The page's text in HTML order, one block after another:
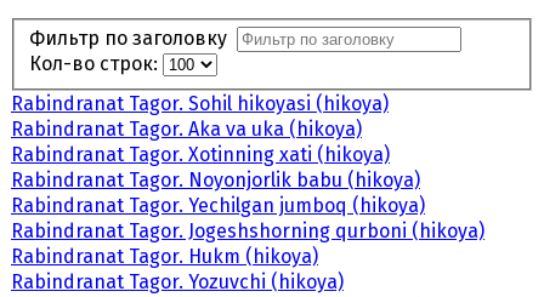
Фильтр по заголовку
Кол-во строк:
Rabindranat Tagor. Sohil hikoyasi (hikoya)
Rabindranat Tagor. Aka va uka (hikoya)
Rabindranat Tagor. Xotinning xati (hikoya)
Rabindranat Tagor. Noyonjorlik babu (hikoya)
Rabindranat Tagor. Yechilgan jumboq (hikoya)
Rabindranat Tagor. Jogeshshorning qurboni (hikoya)
Rabindranat Tagor. Hukm (hikoya)
Rabindranat Tagor. Yozuvchi (hikoya)